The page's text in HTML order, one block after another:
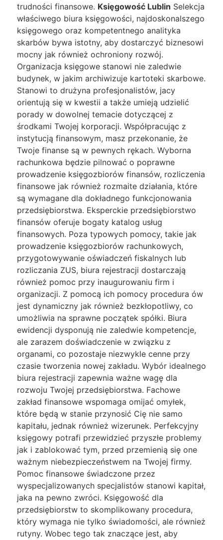
trudności finansowe. Księgowość Lublin Selekcja
właściwego biura księgowości, najdoskonalszego
księgowego oraz kompetentnego analityka
skarbów bywa istotny, aby dostarczyć biznesowi
mocny jak również ochroniony rozwój.
Organizacja księgowe stanowi nie zaledwie
budynek, w jakim archiwizuje kartoteki skarbowe.
Stanowi to drużyna profesjonalistów, jacy
orientują się w kwestii a także umieją udzielić
porady w dowolnej temacie dotyczącej z
środkami Twojej korporacji. Współpracując z
instytucją finansowym, masz przekonanie, że
Twoje finanse są w pewnych rękach. Wyborna
rachunkowa będzie pilnować o poprawne
prowadzenie księgozbiorów finansów, rozliczenia
finansowe jak również rozmaite działania, które
są wymagane dla dokładnego funkcjonowania
przedsiębiorstwa. Eksperckie przedsiębiorstwo
finansów oferuje bogaty katalog usług
finansowych. Poza typowych pomocy, takie jak
prowadzenie księgozbiorów rachunkowych,
przygotowywanie oświadczeń fiskalnych lub
rozliczania ZUS, biura rejestracji dostarczają
również pomoc przy inaugurowaniu firm i
organizacji. Z pomocą ich pomocy procedura ów
jest dynamiczny jak również bezkłopotliwy, co
umożliwia na sprawne początek spółki. Biura
ewidencji dysponują nie zaledwie kompetencje,
ale zarazem doświadczenie w związku z
organami, co pozostaje niezwykle cenne przy
czasie tworzenia nowej zakładu. Wybór idealnego
biura rejestracji zapewnia ważne wagę dla
rozwoju Twojej przedsiębiorstwa. Fachowe
zakład finansowe wspomaga omijać omyłek,
które będą w stanie przynosić Cię nie samo
kapitału, jednak również wizerunek. Perfekcyjny
księgowy potrafi przewidzieć przyszłe problemy
jak i zablokować tym, przed przemienią się one
ważnym niebezpieczeństwem na Twojej firmy.
Pomoc finansowe świadczone przez
wyspecjalizowanych specjalistów stanowi kapitał,
jaka na pewno zwróci. Księgowość dla
przedsiębiorstw to skomplikowany procedura,
który wymaga nie tylko świadomości, ale również
rutyny. Wobec tego tak znaczące jest, aby